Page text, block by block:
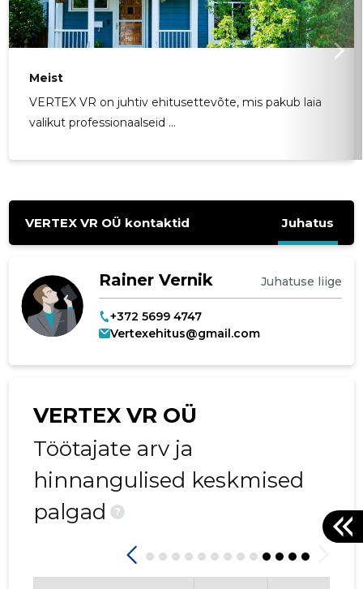
Meist
VERTEX VR on juhtiv ehitusettevõte, mis pakub laia
valikut professionaalseid ...
VERTEX VR OÜ kontaktid Juhatus
Rainer Vernik Juhatuse liige
+372 5699 4747
Vertexehitus@gmail.com
VERTEX VR OÜ
Töötajate arv ja
hinnangulised keskmised
palgad
?